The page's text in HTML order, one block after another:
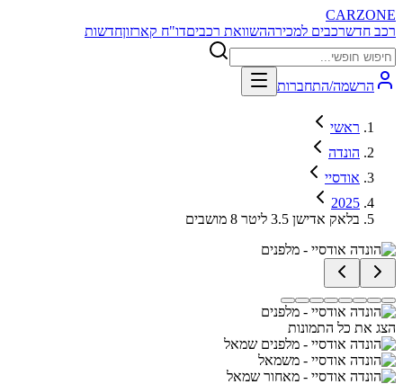
CARZONE
רכב חדשרכבים למכירההשוואת רכביםדו"ח קארזוןחדשות
הרשמה/התחברות
ראשי
הונדה
אודסיי
2025
בלאק אדישן 3.5 ליטר 8 מושבים
הצג את כל התמונות